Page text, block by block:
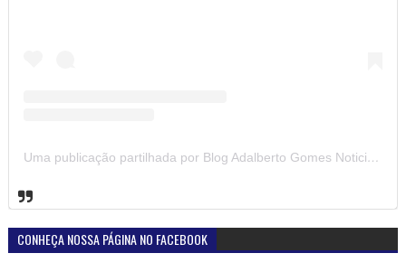
Uma publicação partilhada por Blog Adalberto Gomes Noticias (@blogadalbertogomesnoticiass)
CONHEÇA NOSSA PÁGINA NO FACEBOOK